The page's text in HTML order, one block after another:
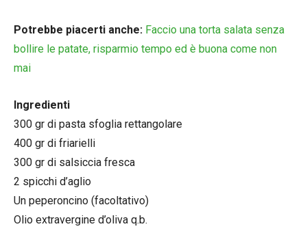
Potrebbe piacerti anche: Faccio una torta salata senza
bollire le patate, risparmio tempo ed è buona come non
mai
Ingredienti
300 gr di pasta sfoglia rettangolare
400 gr di friarielli
300 gr di salsiccia fresca
2 spicchi d’aglio
Un peperoncino (facoltativo)
Olio extravergine d’oliva q.b.